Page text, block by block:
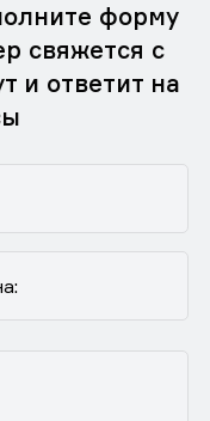
форму
свяжется с
и ответит на